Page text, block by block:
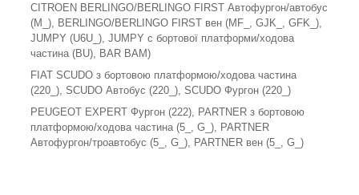
CITROEN BERLINGO/BERLINGO FIRST Автофургон/автобус
(M_), BERLINGO/BERLINGO FIRST вен (MF_, GJK_, GFK_),
JUMPY (U6U_), JUMPY c бортової платформи/ходова
частина (BU), BAR BAM)
FIAT SCUDO з бортовою платформою/ходова частина
(220_), SCUDO Автобус (220_), SCUDO Фургон (220_)
PEUGEOT EXPERT Фургон (222), PARTNER з бортовою
платформою/ходова частина (5_, G_), PARTNER
Автофургон/троавтобус (5_, G_), PARTNER вен (5_, G_)